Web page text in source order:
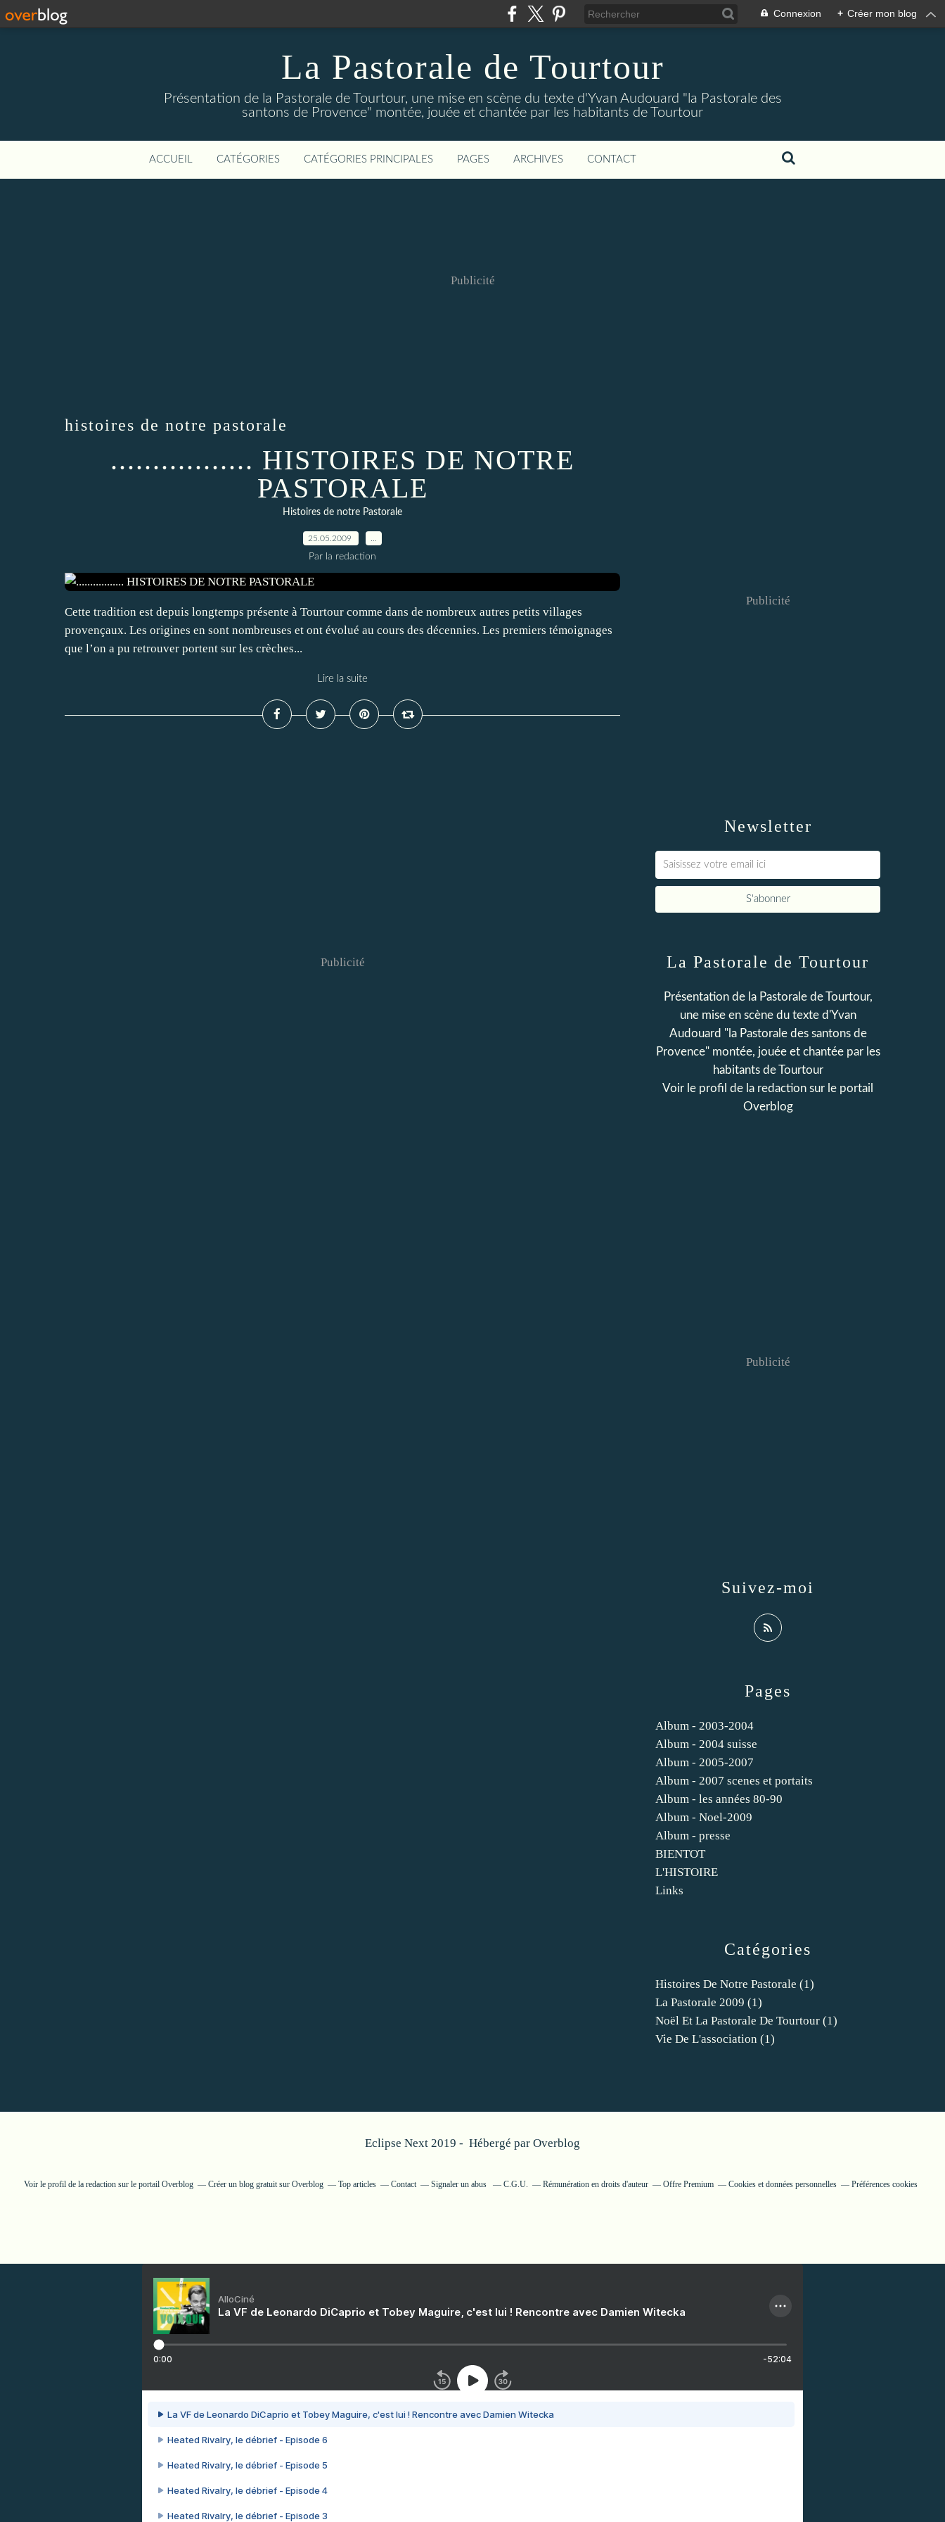
Connexion + Créer mon blog
La Pastorale de Tourtour
Présentation de la Pastorale de Tourtour, une mise en scène du texte d'Yvan Audouard "la Pastorale des
santons de Provence" montée, jouée et chantée par les habitants de Tourtour
ACCUEIL CATÉGORIES CATÉGORIES PRINCIPALES PAGES ARCHIVES CONTACT
Publicité
histoires de notre pastorale
................. HISTOIRES DE NOTRE
PASTORALE
Histoires de notre Pastorale
25.05.2009
Par la redaction
Cette tradition est depuis longtemps présente à Tourtour comme dans de nombreux autres petits villages
provençaux. Les origines en sont nombreuses et ont évolué au cours des décennies. Les premiers témoignages
que l’on a pu retrouver portent sur les crèches...
Lire la suite
Publicité
Newsletter
Publicité
Catégories
Histoires De Notre Pastorale (1)
La Pastorale 2009 (1)
Noël Et La Pastorale De Tourtour (1)
Vie De L'association (1)
Pages
Album - 2003-2004
Album - 2004 suisse
Album - 2005-2007
Album - 2007 scenes et portaits
Album - les années 80-90
Album - Noel-2009
Album - presse
BIENTOT
L'HISTOIRE
Links
La Pastorale de Tourtour
Présentation de la Pastorale de Tourtour,
une mise en scène du texte d'Yvan
Audouard "la Pastorale des santons de
Provence" montée, jouée et chantée par les
habitants de Tourtour
Voir le profil de la redaction sur le portail
Overblog
Suivez-moi
Publicité
Eclipse Next 2019 - Hébergé par Overblog
Voir le profil de la redactionsur le portail Overblog Créer un blog gratuit sur Overblog Top articles Contact Signaler un abus C.G.U. Rémunération en droits d'auteur Offre Premium Cookies et données personnelles Préférences cookies
AlloCiné
La VF de Leonardo DiCaprio et Tobey Maguire, c'est lui ! Rencontre avec Damien Witecka
0:00 -52:04
La VF de Leonardo DiCaprio et Tobey Maguire, c'est lui ! Rencontre avec Damien Witecka
Heated Rivalry, le débrief - Episode 6
Heated Rivalry, le débrief - Episode 5
Heated Rivalry, le débrief - Episode 4
Heated Rivalry, le débrief - Episode 3